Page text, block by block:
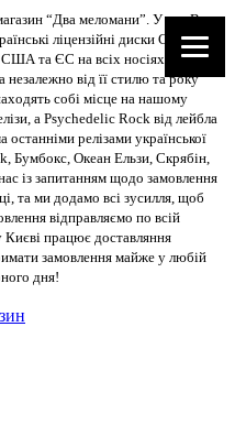
“Два меломани”. У нас Ви
ліцензійні диски CD, DVD,
США та ЄС на всіх носіях. В
незалежно від її стилю та року
собі місце на нашому
а Psychedelic Rock від лейбла
релізами української
Бумбокс, Океан Ельзи, Скрябін,
із запитанням щодо замовлення
та ми додамо всі зусилля, щоб
відправляємо по всій
Києві працює доставляння
замовлення майже у любій
дня!